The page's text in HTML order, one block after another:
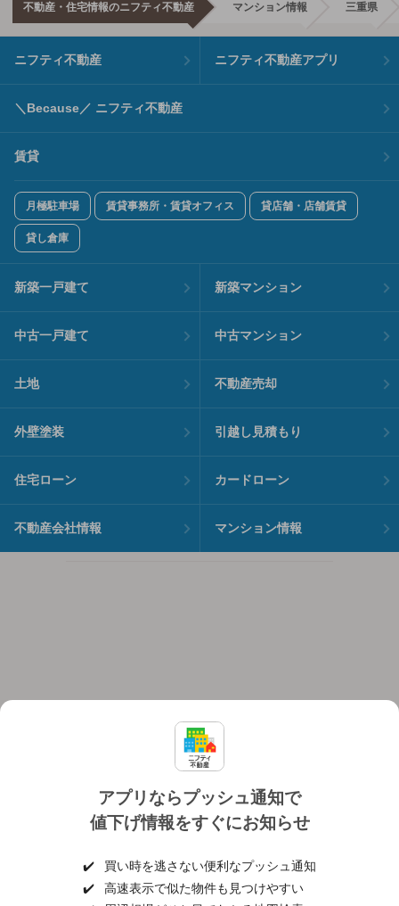
アプリならプッシュ通知で
値下げ情報をすぐにお知らせ
✔️
買い時を逃さない便利なプッシュ通知
✔️
高速表示で似た物件も見つけやすい
不動産・住宅情報のニフティ不動産 マンション情報 三重県
ニフティ不動産 ニフティ不動産アプリ
＼Because／ ニフティ不動産
賃貸
月極駐車場 賃貸事務所・賃貸オフィス 貸店舗・店舗賃貸
貸し倉庫
新築一戸建て 新築マンション
中古一戸建て 中古マンション
土地 不動産売却
外壁塗装 引越し見積もり
住宅ローン カードローン
不動産会社情報 マンション情報
個人情報保護ポリシー 利用規約
ヘルプ・お問い合わせ 採用情報